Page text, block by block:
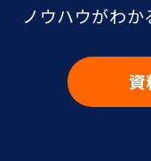
ノウハウがわか
資